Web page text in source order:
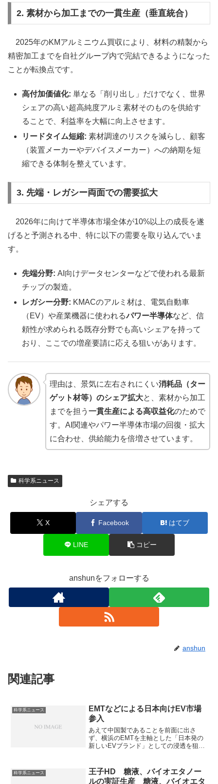
2. 素材から加工までの一貫生産（垂直統合）
2025年のKMアルミニウム買収により、材料の精製から
精密加工までを自社グループ内で完結できるようになった
ことが転換点です。
高付加価値化: 単なる「削り出し」だけでなく、世界
シェアの高い超高純度アルミ素材そのものを供給す
ることで、利益率を大幅に向上させます。
リードタイム短縮: 素材調達のリスクを減らし、顧客
（装置メーカーやデバイスメーカー）への納期を短
縮できる体制を整えています。
3. 先端・レガシー両面での需要拡大
2026年に向けて半導体市場全体が10%以上の成長を遂
げると予測される中、特に以下の需要を取り込んでいま
す。
先端分野: AI向けデータセンターなどで使われる最新
チップの製造。
レガシー分野: KMACのアルミ材は、電気自動車
（EV）や産業機器に使われるパワー半導体など、信
頼性が求められる既存分野でも高いシェアを持って
おり、ここでの増産要請に応える狙いがあります。
理由は、景気に左右されにくい消耗品（ター
ゲット材等）のシェア拡大と、素材から加工
までを担う 一貫生産による高収益化のためで
す。AI関連やパワー半導体市場の回復・拡大
に合わせ、供給能力を倍増させています。
科学系ニュース
シェアする
X Facebook はてブ
LINE コピー
anshunをフォローする
anshun
関連記事
科学系ニュース
EMTなどによる日本向けEV市場
参入
あえて中国製であることを前面に出さ
ず、横浜のEMTを主軸とした「日本発の
新しいEVブランド」としての浸透を狙っ
科学系ニュース
王子HD 糖液、バイオエタノー
ルの実証生産 糖液、バイオエタ